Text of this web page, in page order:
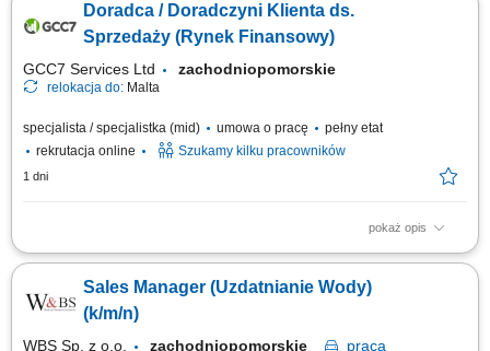
oraz budowanie zainteresowania ofertą, współpraca z zespołem
sprzedaży w zakresie przygotowywania nowych możliwości biznesowych,
Doradca / Doradczyni Klienta ds.
Sprzedaży (Rynek Finansowy)
GCC7 Services Ltd zachodniopomorskie
relokacja do: Malta
specjalista / specjalistka (mid) umowa o pracę
pełny etat
rekrutacja online
Szukamy kilku pracowników
1 dni
pokaż opis
Zakres obowiązków: Telefoniczny kontakt z klientami zainteresowanymi
edukacji finansowej. Budowanie długofalowych relacji z klientami oraz
pozyskiwanie nowych odbiorców dla partnerów biznesowych. Realizacja
Sales Manager (Uzdatnianie Wody)
(k/m/n)
WBS Sp. z o.o. zachodniopomorskie
praca